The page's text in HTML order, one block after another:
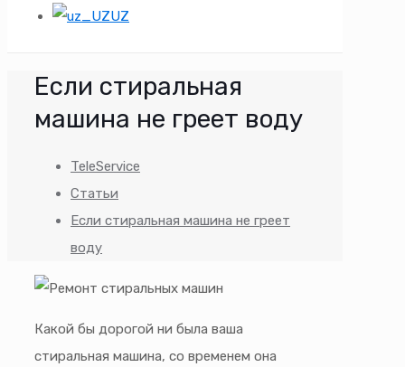
UZ
Если стиральная
машина не греет воду
TeleService
Статьи
Если стиральная машина не греет
воду
Какой бы дорогой ни была ваша
стиральная машина, со временем она